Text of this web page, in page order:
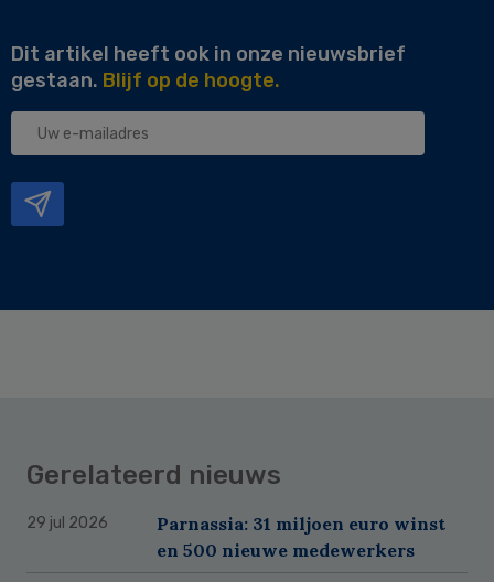
Dit artikel heeft ook in onze nieuwsbrief
gestaan. Blijf op de hoogte.
Uw
Gerelateerd nieuws
29 jul 2026
Parnassia: 31 miljoen euro winst
en 500 nieuwe medewerkers